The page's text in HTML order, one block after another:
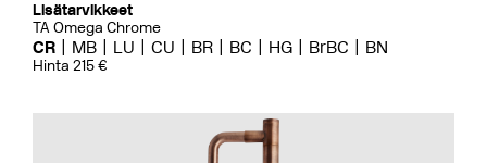
Lisätarvikkeet
TA Omega Chrome
CR MB LU CU BR BC HG BrBC BN
Hinta 215 €